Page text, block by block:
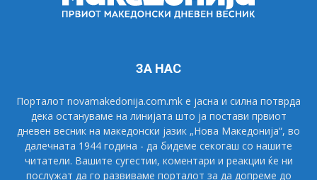
ЗА НАС
Порталот novamakedonija.com.mk е јасна и силна потврда
дека остануваме на линијата што ја постави првиот
дневен весник на македонски јазик „Нова Македонија“, во
далечната 1944 година - да бидеме секогаш со нашите
читатели. Вашите сугестии, коментари и реакции ќе ни
послужат да го развиваме порталот за да допреме до